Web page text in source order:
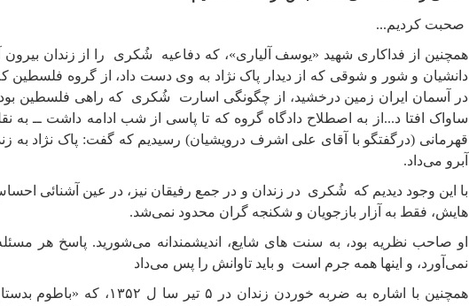
صحبت کردیم...
همچنین از فداکاری شهید «یوسف آلیاری»، که دفاعیه
شُکری
را از زندان
دانشیان و شور و شوقی که از دیدار پاک نژاد به وی دست داد، از گروه فلسطین
در آسمان ایران زمین درخشید، از چگونگی اسارت
شُکری
که راهی فلسطین
ساواک افتا د...از به اصطلاح دادگاه گروه که تا پاسی از شب ادامه داشت ــ به
قهرمانی (درگفتگو با آقای علی اشرف درویشیان) رسیدیم که گفت: پاک نژاد به
آبرو می‌داد.
با این وجود دیدیم که شُکری در زندان و در جمع رفیقان نیز، در عین آشنائی
هایش، فقط به آزار بازجویان و شکنجه گران محدود نمی‌شد.
او صاحب نظریه بود، به سنت های شایع، اندیشمندانه می‌شورید. پاسخ هر
نمی‌آورد، و اینها همه جرم است و باید تاوانش را پس می‌داد
همچنین با اشاره به ضربه خوردن زندان در ۵